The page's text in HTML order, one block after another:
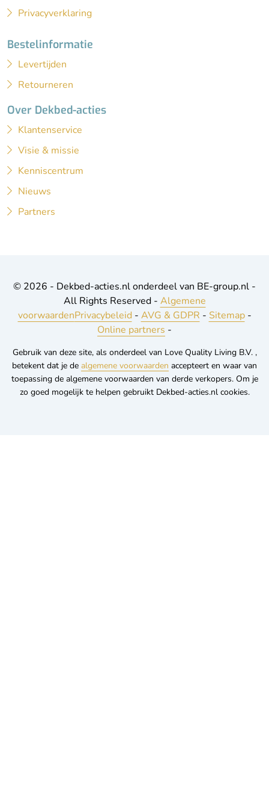
Privacyverklaring
Bestelinformatie
Levertijden
Retourneren
Over Dekbed-acties
Klantenservice
Visie & missie
Kenniscentrum
Nieuws
Partners
© 2026 - Dekbed-acties.nl onderdeel van BE-group.nl -
All Rights Reserved - Algemene
voorwaardenPrivacybeleid- AVG & GDPR - Sitemap-
Online partners -
Gebruik van deze site, als onderdeel van Love Quality Living B.V. ,
betekent dat je de algemene voorwaarden accepteert en waar van
toepassing de algemene voorwaarden van derde verkopers. Om je
zo goed mogelijk te helpen gebruikt Dekbed-acties.nl cookies.